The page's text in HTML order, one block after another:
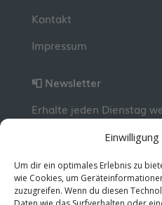
Um dir ein optimales Erlebnis zu
wie Cookies, um
zuzugreifen. Wenn du diesen
Kontakt
Impressum
📮 Newsletter
Erhalte jeden Dienstag
kostenlos abonnieren!
© 2026 MentorMe. Alle